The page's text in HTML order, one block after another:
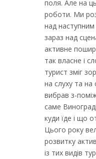
поля. Але на
роботи. Ми
над
зараз над
активне
так власне і
турист зміг
на слуху та на
вибрав з-
саме
куди їде і що
Цього року
розвитку
із тих видів